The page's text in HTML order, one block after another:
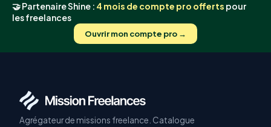
🤝 Partenaire Shine : 4 mois de compte pro offerts pour
les freelances
Ouvrir mon compte pro →
Agrégateur de missions freelance. Catalogue